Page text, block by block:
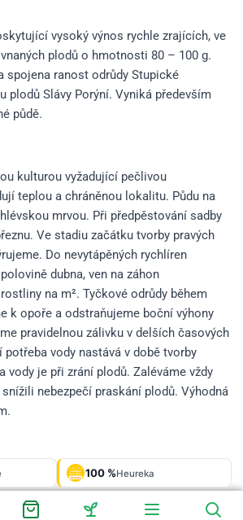
vysoký výnos rychle zrajících, ve
plodů o hmotnosti 80 – 100 g.
spojena ranost odrůdy Stupické
plodů Slávy Porýní. Vyniká především
půdě.
kulturou vyžadující pečlivou
teplou a chráněnou lokalitu. Půdu na
mrvou. Při předpěstování sadby
Ve stadiu začátku tvorby pravých
Do nevytápěných rychlíren
dubna, ven na záhon
na m². Tyčkové odrůdy během
k opoře a odstraňujeme boční výhony
pravidelnou zálivku v delších časových
vody nastává v době tvorby
vody je při zrání plodů. Zaléváme vždy
nebezpečí praskání plodů. Výhodná
OVĚŘENO
ZÁKAZNÍKY
Heureka 100 %Heureka
Galerie925 fotek